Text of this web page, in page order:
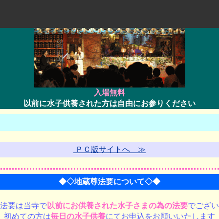
入場無料
以前に水子供養された方は自由にお参りください
ＰＣ版サイトへ ≫
◆◇地蔵尊法要について◇◆
要は当寺で以前にお供養された水子さまの為の法要でござ
初めての方は毎日の水子供養にてお申込をお願いいたします